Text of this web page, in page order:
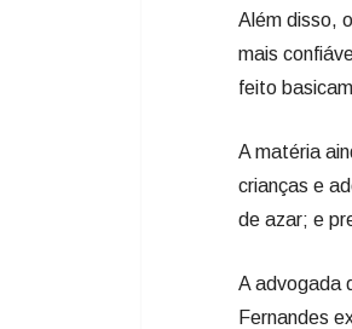
Além disso,
mais
feito
A matéria
crianças e
de azar; e
A advogada
Fernandes